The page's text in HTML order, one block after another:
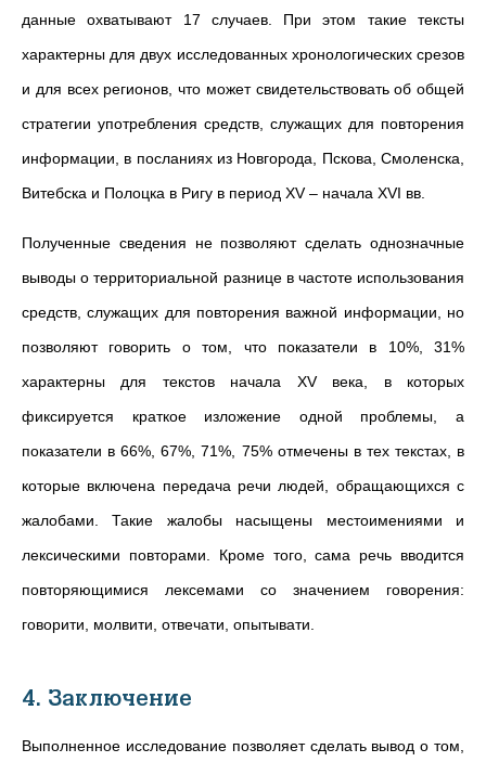
данные охватывают 17 случаев. При этом такие тексты
характерны для двух исследованных хронологических срезов
и для всех регионов, что может свидетельствовать об общей
стратегии употребления средств, служащих для повторения
информации, в посланиях из Новгорода, Пскова, Смоленска,
Витебска и Полоцка в Ригу в период XV – начала XVI вв.
Полученные сведения не позволяют сделать однозначные
выводы о территориальной разнице в частоте использования
средств, служащих для повторения важной информации, но
позволяют говорить о том, что показатели в 10%, 31%
характерны для текстов начала XV века, в которых
фиксируется краткое изложение одной проблемы, а
показатели в 66%, 67%, 71%, 75% отмечены в тех текстах, в
которые включена передача речи людей, обращающихся с
жалобами. Такие жалобы насыщены местоимениями и
лексическими повторами. Кроме того, сама речь вводится
повторяющимися лексемами со значением говорения:
говорити, молвити, отвечати, опытывати.
4. Заключение
Выполненное исследование позволяет сделать вывод о том,